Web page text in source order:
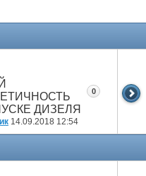
ДИЗЕЛЯ
14.09.2018 12:54
0